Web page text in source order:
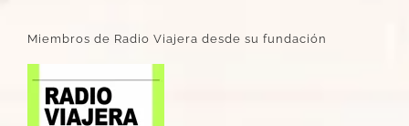
Miembros de Radio Viajera desde su fundación